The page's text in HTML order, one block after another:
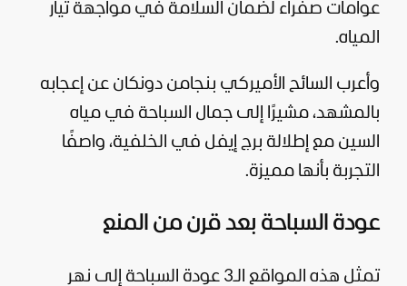
عوامات صفراء لضمان السلامة في مواجهة تيار
المياه.
وأعرب السائح الأميركي بنجامن دونكان عن إعجابه
بالمشهد، مشيرًا إلى جمال السباحة في مياه
السين مع إطلالة برج إيفل في الخلفية، واصفًا
التجربة بأنها مميزة.
عودة السباحة بعد قرن من المنع
تمثل هذه المواقع الـ3 عودة السباحة إلى نهر